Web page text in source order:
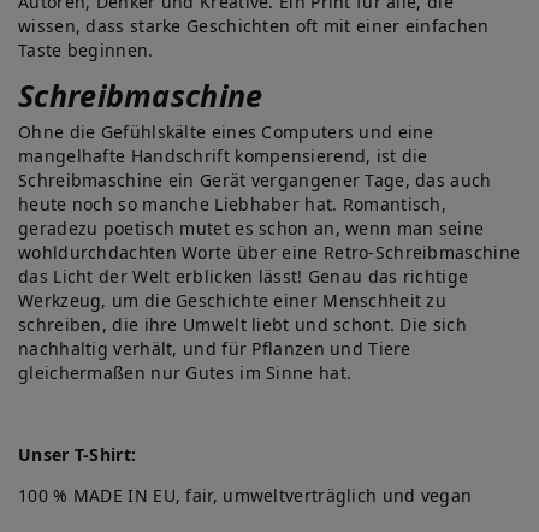
wissen, dass starke Geschichten oft mit einer einfachen
Taste beginnen.
Schreibmaschine
Ohne die Gefühlskälte eines Computers und eine
mangelhafte Handschrift kompensierend, ist die
Schreibmaschine ein Gerät vergangener Tage, das auch
heute noch so manche Liebhaber hat. Romantisch,
geradezu poetisch mutet es schon an, wenn man seine
wohldurchdachten Worte über eine Retro-Schreibmaschine
das Licht der Welt erblicken lässt! Genau das richtige
Werkzeug, um die Geschichte einer Menschheit zu
schreiben, die ihre Umwelt liebt und schont. Die sich
nachhaltig verhält, und für Pflanzen und Tiere
gleichermaßen nur Gutes im Sinne hat.
Unser T-Shirt:
100 % MADE IN EU, fair, umweltverträglich und vegan